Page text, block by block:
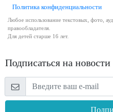
Политика конфиденциальности
Любое использование текстовых, фото,
правообладателя.
Для детей старше 16 лет.
Подписаться на новости